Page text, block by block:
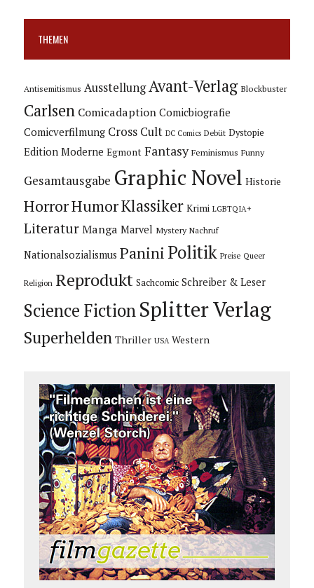
THEMEN
Antisemitismus Ausstellung Avant-Verlag Blockbuster
Carlsen Comicadaption Comicbiografie
Comicverfilmung Cross Cult DC Comics Debüt Dystopie
Edition Moderne Egmont Fantasy Feminismus Funny
Gesamtausgabe Graphic Novel Historie
HorrorHumorKlassiker Krimi LGBTQIA+
Literatur Manga Marvel Mystery Nachruf
Nationalsozialismus Panini Politik Preise Queer
Religion Reprodukt Sachcomic Schreiber & Leser
Science Fiction Splitter Verlag
Superhelden Thriller USA Western